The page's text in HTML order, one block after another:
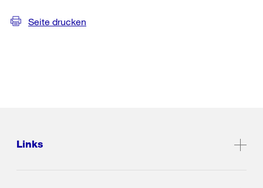
Seite drucken
Links